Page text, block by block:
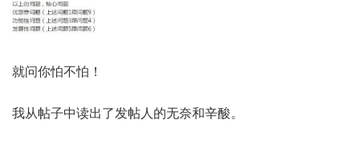
就问你怕不怕！
我从帖子中读出了发帖人的无奈和辛酸。